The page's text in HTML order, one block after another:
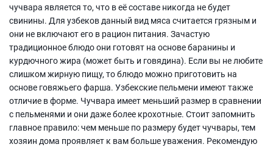
чучвара является то, что в её составе никогда не будет
свинины. Для узбеков данный вид мяса считается грязным и
они не включают его в рацион питания. Зачастую
традиционное блюдо они готовят на основе баранины и
курдючного жира (может быть и говядина). Если вы не любите
слишком жирную пищу, то блюдо можно приготовить на
основе говяжьего фарша. Узбекские пельмени имеют также
отличие в форме. Чучвара имеет меньший размер в сравнении
с пельменями и они даже более крохотные. Стоит запомнить
главное правило: чем меньше по размеру будет чучвары, тем
хозяин дома проявляет к вам больше уважения. Рекомендую